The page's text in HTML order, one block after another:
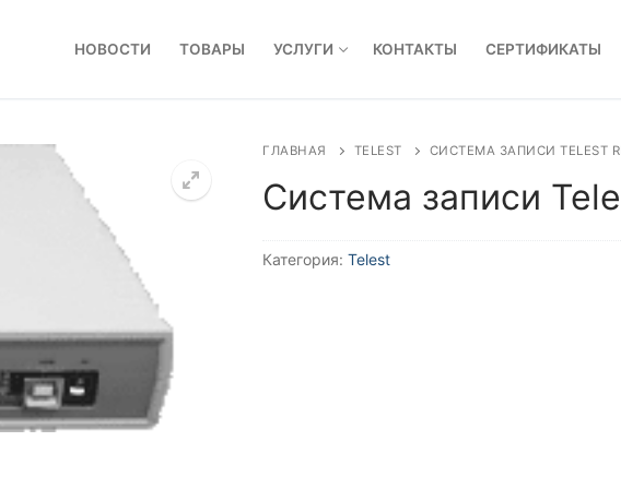
НОВОСТИ ТОВАРЫ УСЛУГИ КОНТАКТЫ СЕРТИФИКАТЫ
ГЛАВНАЯ TELEST СИСТЕМА ЗАПИСИ TELEST
Система записи
Категория: Telest